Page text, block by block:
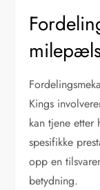
Kings
kan tjene etter
spesifikke
opp en
betydning.